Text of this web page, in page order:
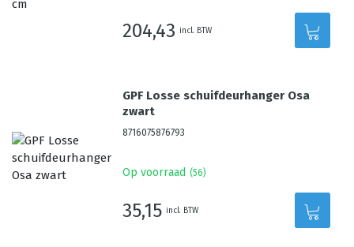
204,43 incl. BTW
GPF Losse schuifdeurhanger Osa
zwart
8716075876793
Op voorraad (56)
35,15 incl. BTW